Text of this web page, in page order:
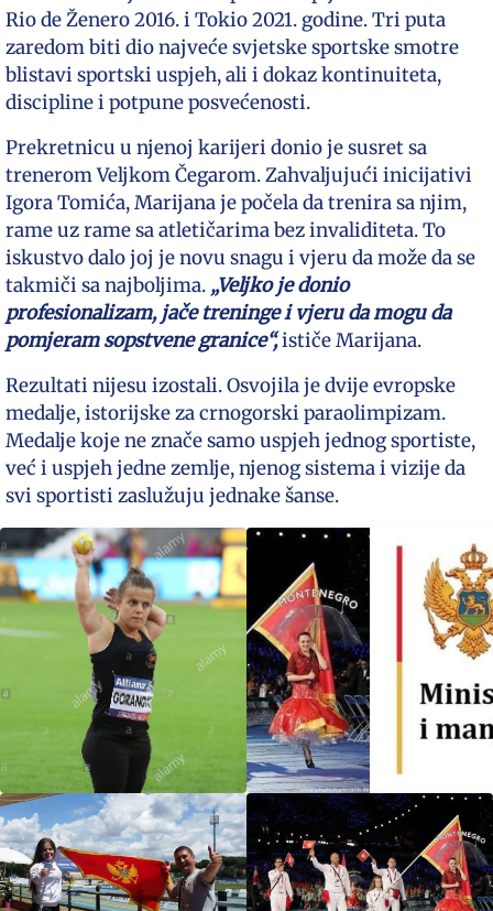
Rio de Ženero 2016. i Tokio 2021. godine. Tri puta
zaredom biti dio najveće svjetske sportske smotre
blistavi sportski uspjeh, ali i dokaz kontinuiteta,
discipline i potpune posvećenosti.
Prekretnicu u njenoj karijeri donio je susret sa
trenerom Veljkom Čegarom. Zahvaljujući inicijativi
Igora Tomića, Marijana je počela da trenira sa njim,
rame uz rame sa atletičarima bez invaliditeta. To
iskustvo dalo joj je novu snagu i vjeru da može da se
takmiči sa najboljima. „Veljko je donio
profesionalizam, jače treninge i vjeru da mogu da
pomjeram sopstvene granice“,ističe Marijana.
Rezultati nijesu izostali. Osvojila je dvije evropske
medalje, istorijske za crnogorski paraolimpizam.
Medalje koje ne znače samo uspjeh jednog sportiste,
već i uspjeh jedne zemlje, njenog sistema i vizije da
svi sportisti zaslužuju jednake šanse.